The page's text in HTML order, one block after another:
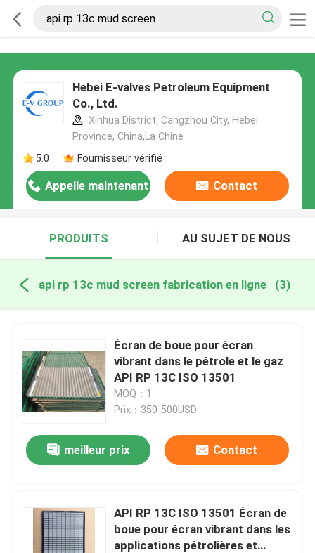
Hebei E-valves Petroleum Equipment
Co., Ltd.
Xinhua District, Cangzhou City, Hebei
Province, China,La Chine
5.0
Fournisseur vérifié
Appelle maintenant Contact
PRODUITS AU SUJET DE NOUS
api rp 13c mud screen fabrication en ligne (3)
Écran de boue pour écran
vibrant dans le pétrole et le gaz
API RP 13C ISO 13501
MOQ：1
Prix：350-500USD
meilleur prix Contact
API RP 13C ISO 13501 Écran de
boue pour écran vibrant dans les
applications pétrolières et